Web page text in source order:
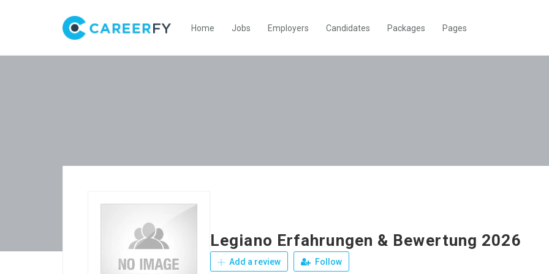
Home Jobs Employers Candidates Packages Pages
Legiano Erfahrungen & Bewertung 2026
Add a review Follow